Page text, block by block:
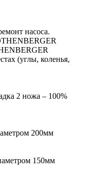
насоса.
(углы, коленья,
2 ножа – 100%
200мм
150мм